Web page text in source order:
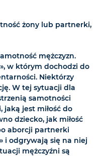
żony lub partnerki,
mężczyzn.
w którym dochodzi do
Niektórzy
W tej sytuacji dla
samotności
jaką jest miłość do
dziecko, jak miłość
aborcji partnerki
i odgrywają się na niej
mężczyźni są